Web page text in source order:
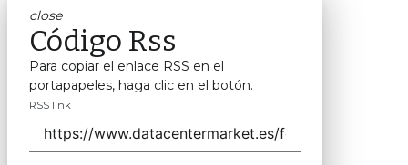
close
Código Rss
Para copiar el enlace RSS en el
portapapeles, haga clic en el botón.
RSS link